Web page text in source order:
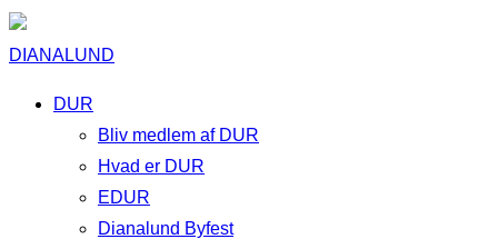
DIANALUND
DUR
Bliv medlem af DUR
Hvad er DUR
EDUR
Dianalund Byfest